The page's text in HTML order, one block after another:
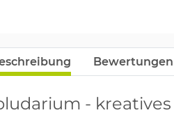
Bewertungen
-